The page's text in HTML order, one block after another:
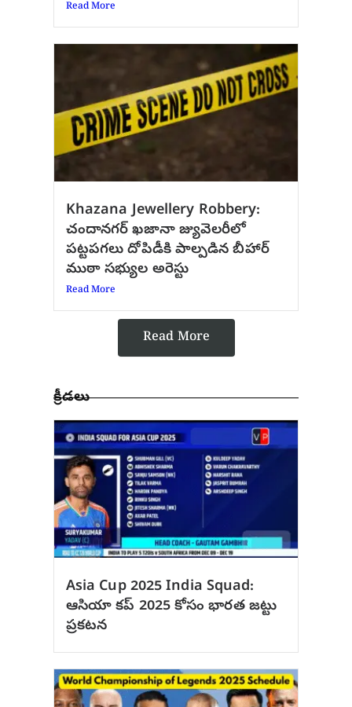
Read More
Khazana Jewellery Robbery:
చందానగర్ ఖజానా జ్యువెలరీలో
పట్టపగలు దోపిడీకి పాల్పడిన బీహార్
ముఠా సభ్యుల అరెస్టు
Read More
Read More
క్రీడలు
Asia Cup 2025 India Squad:
ఆసియా కప్ 2025 కోసం భారత జట్టు
ప్రకటన